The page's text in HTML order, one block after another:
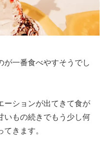
ーションが出てきて食が
きます。